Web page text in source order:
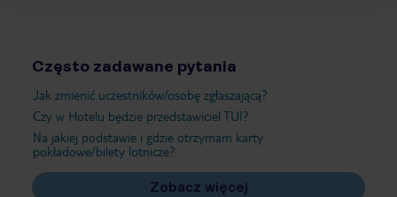
Często zadawane pytania
Jak zmienić uczestników/osobę zgłaszającą?
Czy w Hotelu będzie przedstawiciel TUI?
Na jakiej podstawie i gdzie otrzymam karty
pokładowe/bilety lotnicze?
Zobacz więcej